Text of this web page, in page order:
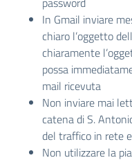
In Gmail inviare
chiaro l’oggetto
chiaramente
possa
mail ricevuta
Non inviare mai
catena di S.
del traffico in rete
Non utilizzare la